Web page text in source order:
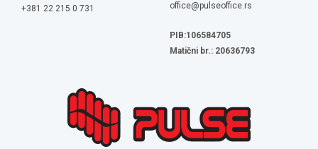
+381 22 215 0 731
office@pulseoffice.rs
PIB:106584705
Matični br.: 20636793